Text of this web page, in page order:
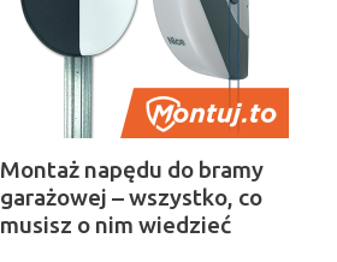
Montaż napędu do bramy
garażowej – wszystko, co
musisz o nim wiedzieć